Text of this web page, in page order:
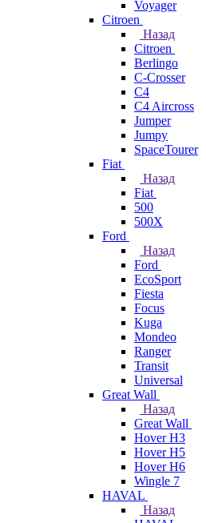
Voyager
Citroen
Назад
Citroen
Berlingo
C-Crosser
C4
C4 Aircross
Jumper
Jumpy
SpaceTourer
Fiat
Назад
Fiat
500
500X
Ford
Назад
Ford
EcoSport
Fiesta
Focus
Kuga
Mondeo
Ranger
Transit
Universal
Great Wall
Назад
Great Wall
Hover H3
Hover H5
Hover H6
Wingle 7
HAVAL
Назад